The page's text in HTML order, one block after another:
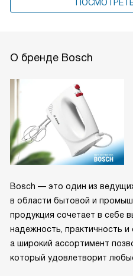
О бренде Bosch
Bosch — это один из
в области бытовой и
продукция сочетает в себе
надежность, практичность
а широкий ассортимент
который удовлетворит